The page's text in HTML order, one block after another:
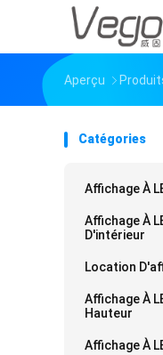
Aperçu
Catégories
Affichage À
Affichage À
D'intérieur
Location
Affichage À
Hauteur
Affichage À